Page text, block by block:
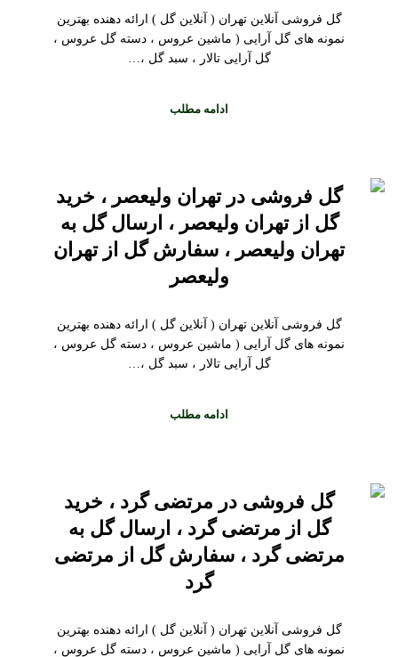
گل فروشی آنلاین تهران ( آنلاین گل ) ارائه دهنده بهترین
نمونه های گل آرایی ( ماشین عروس ، دسته گل عروس ،
گل آرایی تالار ، سبد گل ،…
ادامه مطلب
گل فروشی در تهران ولیعصر ، خرید
گل از تهران ولیعصر ، ارسال گل به
تهران ولیعصر ، سفارش گل از تهران
ولیعصر
گل فروشی آنلاین تهران ( آنلاین گل ) ارائه دهنده بهترین
نمونه های گل آرایی ( ماشین عروس ، دسته گل عروس ،
گل آرایی تالار ، سبد گل ،…
ادامه مطلب
گل فروشی در مرتضی گرد ، خرید
گل از مرتضی گرد ، ارسال گل به
مرتضی گرد ، سفارش گل از مرتضی
گرد
گل فروشی آنلاین تهران ( آنلاین گل ) ارائه دهنده بهترین
نمونه های گل آرایی ( ماشین عروس ، دسته گل عروس ،